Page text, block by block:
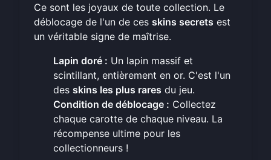
Ce sont les joyaux de toute collection. Le
déblocage de l'un de ces skins secrets est
un véritable signe de maîtrise.
Lapin doré : Un lapin massif et
scintillant, entièrement en or. C'est l'un
des skins les plus rares du jeu.
Condition de déblocage : Collectez
chaque carotte de chaque niveau. La
récompense ultime pour les
collectionneurs !